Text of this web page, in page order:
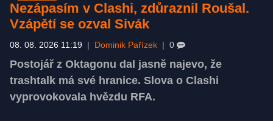
Nezápasím v Clashi, zdůraznil Roušal.
Vzápětí se ozval Sivák
08. 08. 2026 11:19 Dominik Pařízek 0
Postojář z Oktagonu dal jasně najevo, že
trashtalk má své hranice. Slova o Clashi
vyprovokovala hvězdu RFA.